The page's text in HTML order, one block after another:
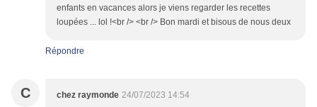
enfants en vacances alors je viens regarder les recettes
loupées ... lol !<br /> <br /> Bon mardi et bisous de nous deux
Répondre
C chez raymonde 24/07/2023 14:54